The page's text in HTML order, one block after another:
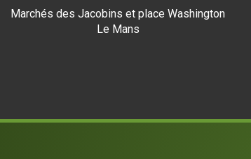
Marchés des Jacobins et place Washington
Le Mans